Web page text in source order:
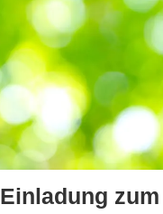
Einladung zum